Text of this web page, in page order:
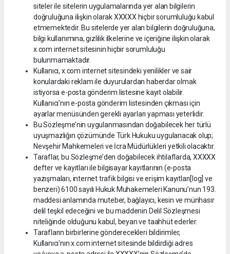
siteler ile sitelerin uygulamalarında yer alan bilgilerin
doğruluğuna ilişkin olarak XXXXX hiçbir sorumluluğu kabul
etmemektedir. Bu sitelerde yer alan bilgilerin doğruluğuna,
bilgi kullanımına, gizlilik ilkelerine ve içeriğine ilişkin olarak
x.com internet sitesinin hiçbir sorumluluğu
bulunmamaktadır.
Kullanıcı, x.com internet sitesindeki yenilikler ve sair
konulardaki reklam ile duyurulardan haberdar olmak
istiyorsa e-posta gönderim listesine kayıt olabilir.
Kullanıcı’nın e-posta gönderim listesinden çıkması için
ayarlar menüsünden gerekli ayarları yapması yeterlidir.
Bu Sözleşme’nin uygulanmasından doğabilecek her türlü
uyuşmazlığın çözümünde Türk Hukuku uygulanacak olup;
Nevşehir Mahkemeleri ve İcra Müdürlükleri yetkili olacaktır.
Taraflar, bu Sözleşme’den doğabilecek ihtilaflarda, XXXXX
defter ve kayıtları ile bilgisayar kayıtlarının (e-posta
yazışmaları, internet trafik bilgisi ve erişim kayıtları[log] ve
benzeri) 6100 sayılı Hukuk Muhakemeleri Kanunu’nun 193.
maddesi anlamında muteber, bağlayıcı, kesin ve münhasır
delil teşkil edeceğini ve bu maddenin Delil Sözleşmesi
niteliğinde olduğunu kabul, beyan ve taahhüt ederler.
Tarafların birbirlerine gönderecekleri bildirimler,
Kullanıcı'nın x.com internet sitesinde bildirdiği adres